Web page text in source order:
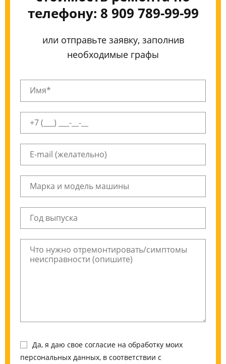
телефону: 8 909 789-99-99
или отправьте заявку, заполнив
необходимые графы
Да, я даю свое согласие на обработку моих
персональных данных, в соответствии с